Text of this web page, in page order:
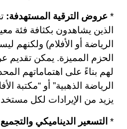
* عروض الترقية المستهدفة:
الذين يشاهدون بكثافة فئة
الرياضة أو الأفلام) ولكنهم
الحزم المميزة. يمكن
لهم بناءً على اهتماماتهم
الرياضة الذهبية” أو “مكتبة
يزيد من الإيرادات لكل
* التسعير الديناميكي